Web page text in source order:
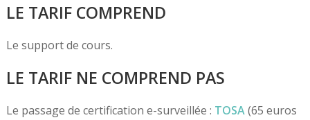
LE TARIF COMPREND
Le support de cours.
LE TARIF NE COMPREND PAS
Le passage de certification e-surveillée : TOSA(65 euros